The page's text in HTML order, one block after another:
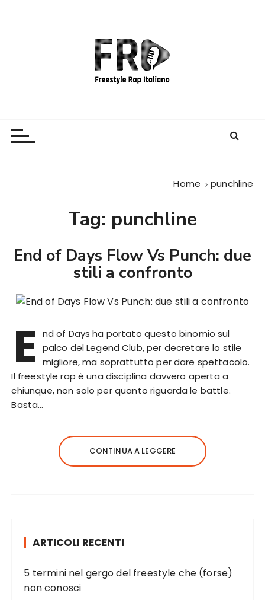
Home punchline
Tag: punchline
End of Days Flow Vs Punch: due
stili a confronto
E nd of Days ha portato questo binomio sul
palco del Legend Club, per decretare lo stile
migliore, ma soprattutto per dare spettacolo.
Il freestyle rap è una disciplina davvero aperta a
chiunque, non solo per quanto riguarda le battle.
Basta…
CONTINUA A LEGGERE
ARTICOLI RECENTI
5 termini nel gergo del freestyle che (forse)
non conosci